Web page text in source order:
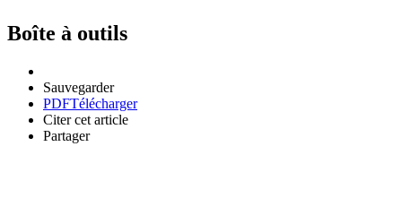
Boîte à outils
Sauvegarder
PDFTélécharger
Citer cet article
Partager